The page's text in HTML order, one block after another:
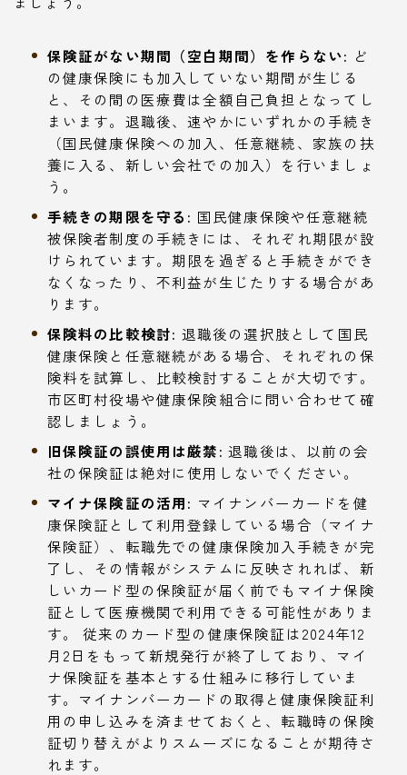
保険証がない期間（空白期間）を作らない: ど
の健康保険にも加入していない期間が生じる
と、その間の医療費は全額自己負担となってし
まいます。退職後、速やかにいずれかの手続き
（国民健康保険への加入、任意継続、家族の扶
養に入る、新しい会社での加入）を行いましょ
う。
手続きの期限を守る: 国民健康保険や任意継続
被保険者制度の手続きには、それぞれ期限が設
けられています。期限を過ぎると手続きができ
なくなったり、不利益が生じたりする場合があ
ります。
保険料の比較検討: 退職後の選択肢として国民
健康保険と任意継続がある場合、それぞれの保
険料を試算し、比較検討することが大切です。
市区町村役場や健康保険組合に問い合わせて確
認しましょう。
旧保険証の誤使用は厳禁: 退職後は、以前の会
社の保険証は絶対に使用しないでください。
マイナ保険証の活用: マイナンバーカードを健
康保険証として利用登録している場合（マイナ
保険証）、転職先での健康保険加入手続きが完
了し、その情報がシステムに反映されれば、新
しいカード型の保険証が届く前でもマイナ保険
証として医療機関で利用できる可能性がありま
す。 従来のカード型の健康保険証は2024年12
月2日をもって新規発行が終了しており、マイ
ナ保険証を基本とする仕組みに移行していま
す。マイナンバーカードの取得と健康保険証利
用の申し込みを済ませておくと、転職時の保険
証切り替えがよりスムーズになることが期待さ
れます。